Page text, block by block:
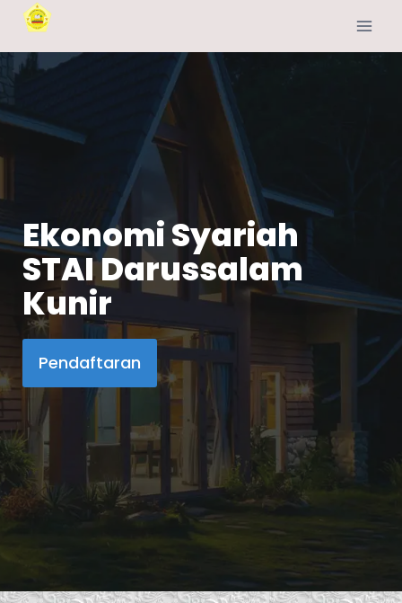
Ekonomi Syariah
STAI Darussalam
Kunir
Pendaftaran